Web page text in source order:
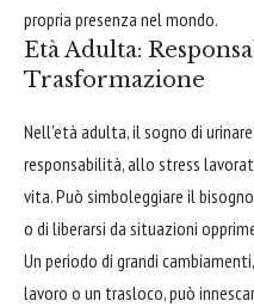
propria presenza nel mondo.
Età Adulta:
Trasformazione
Nell'età adulta, il sogno di
responsabilità, allo stress
vita. Può simboleggiare il
o di liberarsi da situazioni
Un periodo di grandi
lavoro o un trasloco, può